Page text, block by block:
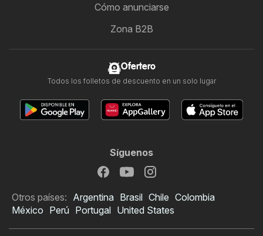
Cómo anunciarse
Zona B2B
Ofertero
Todos los folletos de descuento en un solo lugar
Síguenos
Otros países: Argentina Brasil Chile Colombia
México Perú Portugal United States